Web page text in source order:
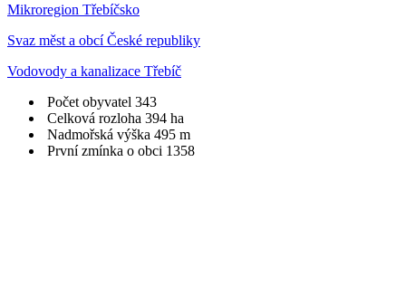
Mikroregion Třebíčsko
Svaz měst a obcí České republiky
Vodovody a kanalizace Třebíč
Počet obyvatel 343
Celková rozloha 394 ha
Nadmořská výška 495 m
První zmínka o obci 1358